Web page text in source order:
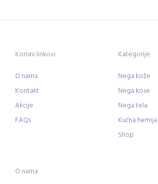
Korisni linkovi
O nama
Kontakt
Akcije
FAQs
Kategorije
Nega kože
Nega kose
Nega tela
Kućna hemija
Shop
O nama